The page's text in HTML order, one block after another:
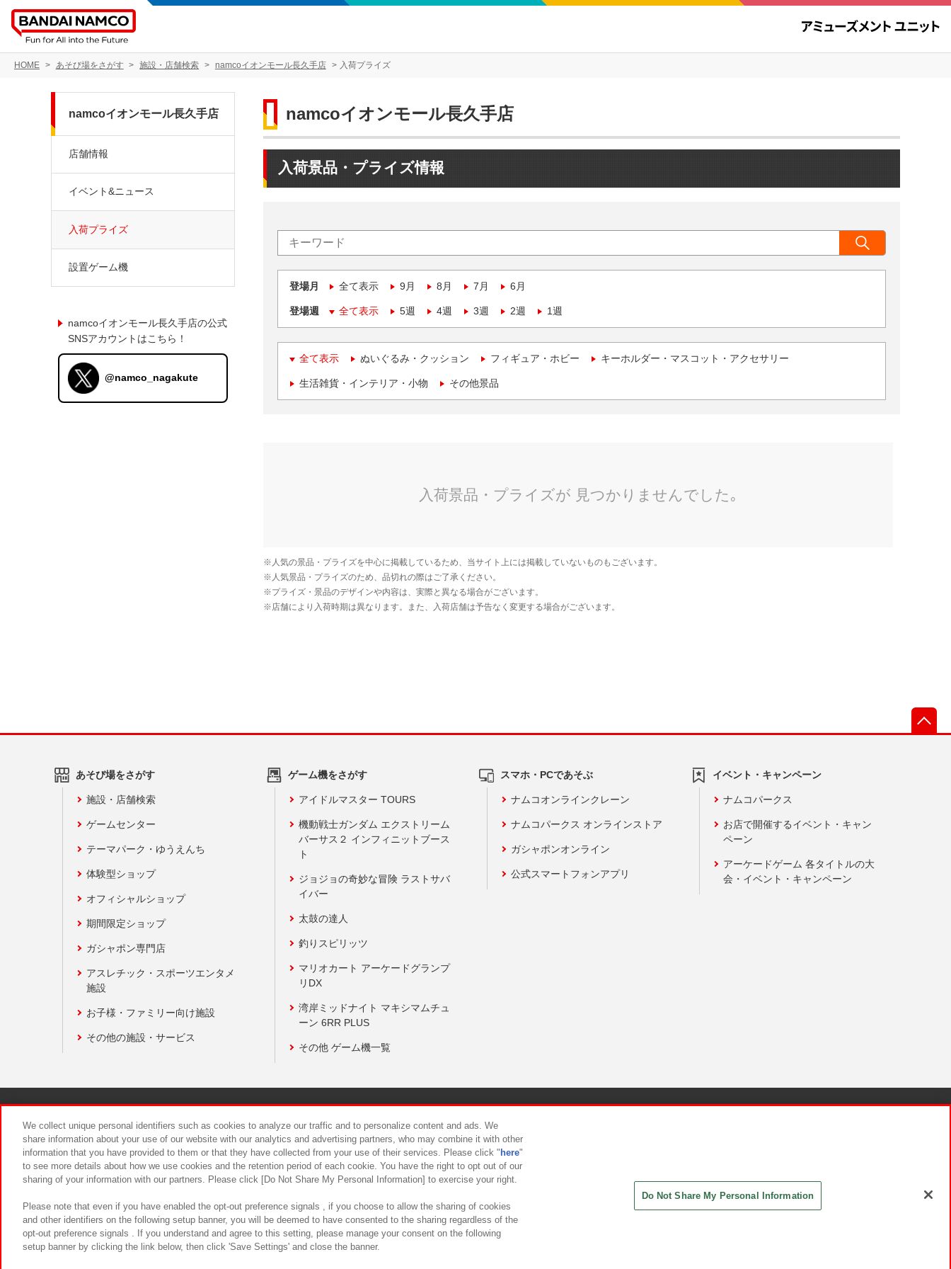
HOME あそび場をさがす 施設・店舗検索 namcoイオンモール長久手店 入荷プライズ
namcoイオンモール長久手店
入荷景品・プライズ情報
登場月 全て表示 9月 8月 7月 6月
登場週 全て表示 5週 4週 3週 2週 1週
全て表示 ぬいぐるみ・クッション フィギュア・ホビー キーホルダー・マスコット・アクセサリー
生活雑貨・インテリア・小物 その他景品
namcoイオンモール長久手店
店舗情報
イベント&ニュース
入荷プライズ
設置ゲーム機
namcoイオンモール長久手店の公式
SNSアカウントはこちら！
@namco_nagakute
あそび場をさがす
施設・店舗検索
ゲームセンター
テーマパーク・ゆうえんち
体験型ショップ
オフィシャルショップ
期間限定ショップ
ガシャポン専門店
アスレチック・スポーツエンタメ
施設
お子様・ファミリー向け施設
その他の施設・サービス
ゲーム機をさがす
アイドルマスター TOURS
機動戦士ガンダム エクストリーム
バーサス２ インフィニットブース
ト
ジョジョの奇妙な冒険 ラストサバ
イバー
太鼓の達人
釣りスピリッツ
マリオカート アーケードグランプ
リDX
湾岸ミッドナイト マキシマムチュ
ーン 6RR PLUS
その他 ゲーム機一覧
スマホ・PCであそぶ
ナムコオンラインクレーン
ナムコパークス オンラインストア
ガシャポンオンライン
公式スマートフォンアプリ
イベント・キャンペーン
ナムコパークス
お店で開催するイベント・キャン
ペーン
アーケードゲーム 各タイトルの大
会・イベント・キャンペーン
食品のご提供について カスタマーハラスメント対応方針
We collect unique personal identifiers such as cookies to analyze our traffic and to personalize content and ads. We
share information about your use of our website with our analytics and advertising partners, who may combine it with other
information that you have provided to them or that they have collected from your use of their services. Please click " here"
to see more details about how we use cookies and the retention period of each cookie. You have the right to opt out of our
sharing of your information with our partners. Please click [Do Not Share My Personal Information] to exercise your right.
Please note that even if you have enabled the opt-out preference signals , if you choose to allow the sharing of cookies
and other identifiers on the following setup banner, you will be deemed to have consented to the sharing regardless of the
opt-out preference signals . If you understand and agree to this setting, please manage your consent on the following
setup banner by clicking the link below, then click 'Save Settings' and close the banner.
Do Not Share My Personal Information